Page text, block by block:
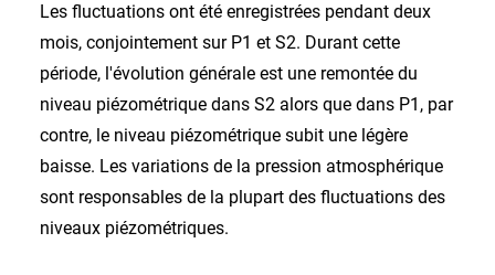
Les fluctuations ont été enregistrées pendant deux
mois, conjointement sur P1 et S2. Durant cette
période, l'évolution générale est une remontée du
niveau piézométrique dans S2 alors que dans P1, par
contre, le niveau piézométrique subit une légère
baisse. Les variations de la pression atmosphérique
sont responsables de la plupart des fluctuations des
niveaux piézométriques.